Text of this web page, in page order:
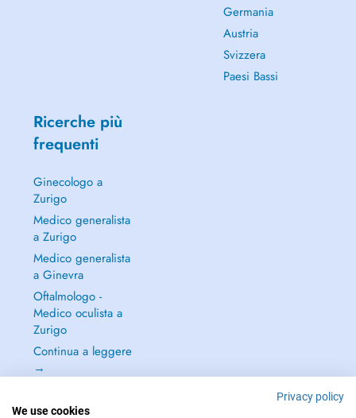
Germania
Austria
Svizzera
Paesi Bassi
Ricerche più
frequenti
Ginecologo a
Zurigo
Medico generalista
a Zurigo
Medico generalista
a Ginevra
Oftalmologo -
Medico oculista a
Zurigo
Continua a leggere
→
Privacy policy
We use cookies